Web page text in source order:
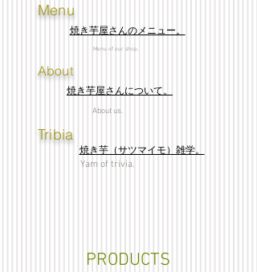
Menu
焼き芋屋さんのメニュー。
Menu of our shop.
About
焼き芋屋さんについて。
About us.
​Tribia
​焼き芋（サツマイモ）雑学。
Yam of trivia.
​PRODUCTS